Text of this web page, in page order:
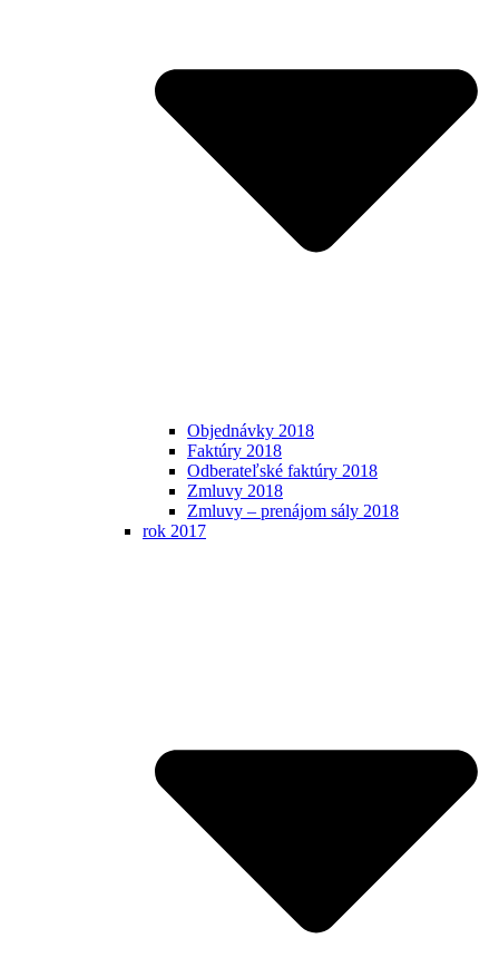
Objednávky 2018
Faktúry 2018
Odberateľské faktúry 2018
Zmluvy 2018
Zmluvy – prenájom sály 2018
rok 2017